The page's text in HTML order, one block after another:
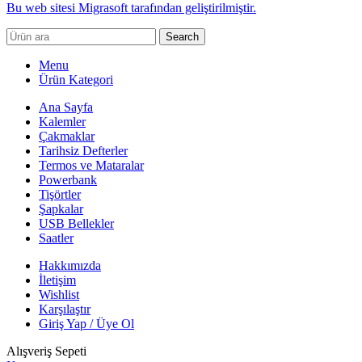
Bu web sitesi Migrasoft tarafından geliştirilmiştir.
Search
Menu
Ürün Kategori
Ana Sayfa
Kalemler
Çakmaklar
Tarihsiz Defterler
Termos ve Mataralar
Powerbank
Tişörtler
Şapkalar
USB Bellekler
Saatler
Hakkımızda
İletişim
Wishlist
Karşılaştır
Giriş Yap / Üye Ol
Alışveriş Sepeti